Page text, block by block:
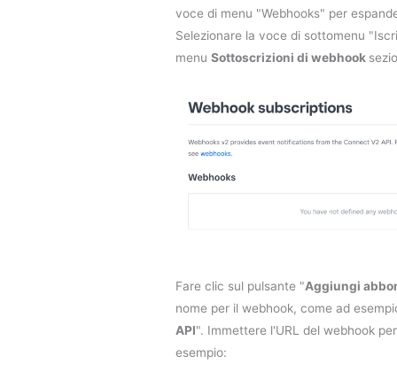
voce di menu "Webhooks" per
Selezionare la voce di sottomenu
menu Sottoscrizioni di webhook
Fare clic sul pulsante "Aggiungi
nome per il webhook, come ad
API". Immettere l'URL del webhook
esempio: